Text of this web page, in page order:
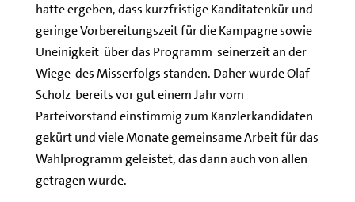
hatte ergeben, dass kurzfristige Kanditatenkür und
geringe Vorbereitungszeit für die Kampagne sowie
Uneinigkeit über das Programm seinerzeit an der
Wiege des Misserfolgs standen. Daher wurde Olaf
Scholz bereits vor gut einem Jahr vom
Parteivorstand einstimmig zum Kanzlerkandidaten
gekürt und viele Monate gemeinsame Arbeit für das
Wahlprogramm geleistet, das dann auch von allen
getragen wurde.